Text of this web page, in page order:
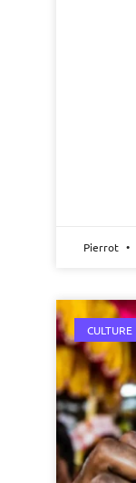
Pierrot
CULTURE